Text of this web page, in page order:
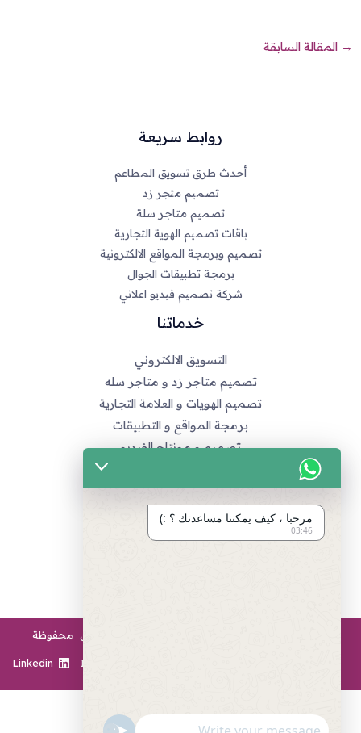
→ المقالة السابقة
روابط سريعة
أحدث طرق تسويق المطاعم
تصميم متجر زد
تصميم متاجر سلة
باقات تصميم الهوية التجارية
تصميم وبرمجة المواقع الالكترونية
برمجة تطبيقات الجوال
شركة تصميم فيديو اعلاني
خدماتنا
التسويق الالكتروني
تصميم متاجر زد و متاجر سله
تصميم الهويات و العلامة التجارية
برمجة المواقع و التطبيقات
تصميم و مونتاج الفيديو
سياسة الخصوصية
اتفاقية العمل
Instagram
Linkedin
مرحبا ، كيف يمكننا مساعدتك ؟ :)
03:46
"+chaty_settings.lang.emoji_picker+"
undefined